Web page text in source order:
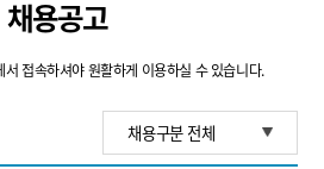
채용공고
접속하셔야 원활하게 이용하실 수 있습니다.
채용구분 전체